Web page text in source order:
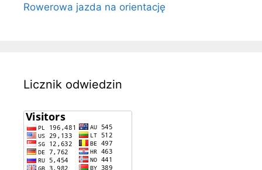
Rowerowa jazda na orientację
Licznik odwiedzin